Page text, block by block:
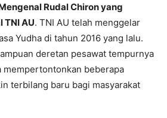
Rudal Chiron yang
TNI AU. TNI AU telah menggelar
Yudha di tahun 2016 yang lalu.
deretan pesawat tempurnya
mempertontonkan beberapa
terbilang baru bagi masyarakat